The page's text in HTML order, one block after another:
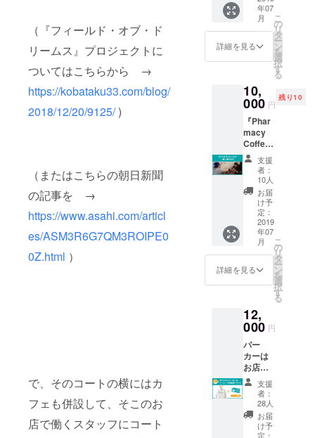
（『フィールド・オブ・ド
リームス』プロジェクトに
ついてはこちらから →
https://kobataku33.com/blog/
2018/12/20/9125/)
（またはこちらの朝日新聞
の記事を →
https://www.asahi.com/articl
es/ASM3R6G7QM3ROIPE0
0Z.html ）
で、そのコートの横にはカ
フェも併設して、そこのお
店で働くスタッフにコート
オフィ
スにて
６月２
６日
時３０
分。
のアナ
ウンス
スクー
ルをし
きに気
をつけ
るべき
ことと
は？ 対
話相手
から話
を上手
に引き
出すに
は？ 喋
りの
「間」
とは？
などな
ど、
「喋
お伝え
しま
Pharma
cy
Coffee
Labの上
の階、
（株）
TDXの
新しい
コー
ヒーを
飲みな
がら、
「アナ
ウンス
ル」受
講！ 僕
小林拓
一郎
が、
「伝え
るため
に必要
な３つ
のこ
と」を
テーマ
に、１
時間半
のアナ
ウンス
スクー
で喋る
ときに
気をつ
けるべ
きこと
とは？
・対話
相手か
ら話を
上手に
引き出
年07
月
詳細を見る
こ
の
リ
タ
ー
ン
を
選
択
す
る
10,
000 円
残り10
『Phar
macy
Coffee
Lab』で
提供す
る期間
限定の
スペ
シャル
ブレン
ドを一
緒に
カッピ
ングし
ながら
考えま
う。
『Phar
macy
Coffee
Lab』に
て、期
間限定
で提供
するオ
リジナ
ルブレ
支援
者：
10人
お届
け予
定：
2019
年07
月
詳細を見る
こ
の
リ
タ
ー
ン
を
選
択
す
る
12,
000 円
パー
カーは
お店に
コー
ヒーを
飲みに
来られ
た時に
お渡し
支援
者：
28人
お届
け予
定：